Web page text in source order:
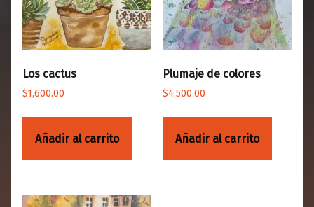
Los cactus
$1,600.00
Añadir al carrito
Plumaje de colores
$4,500.00
Añadir al carrito